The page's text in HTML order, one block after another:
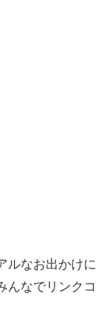
ルなお出かけに
んなでリンクコ